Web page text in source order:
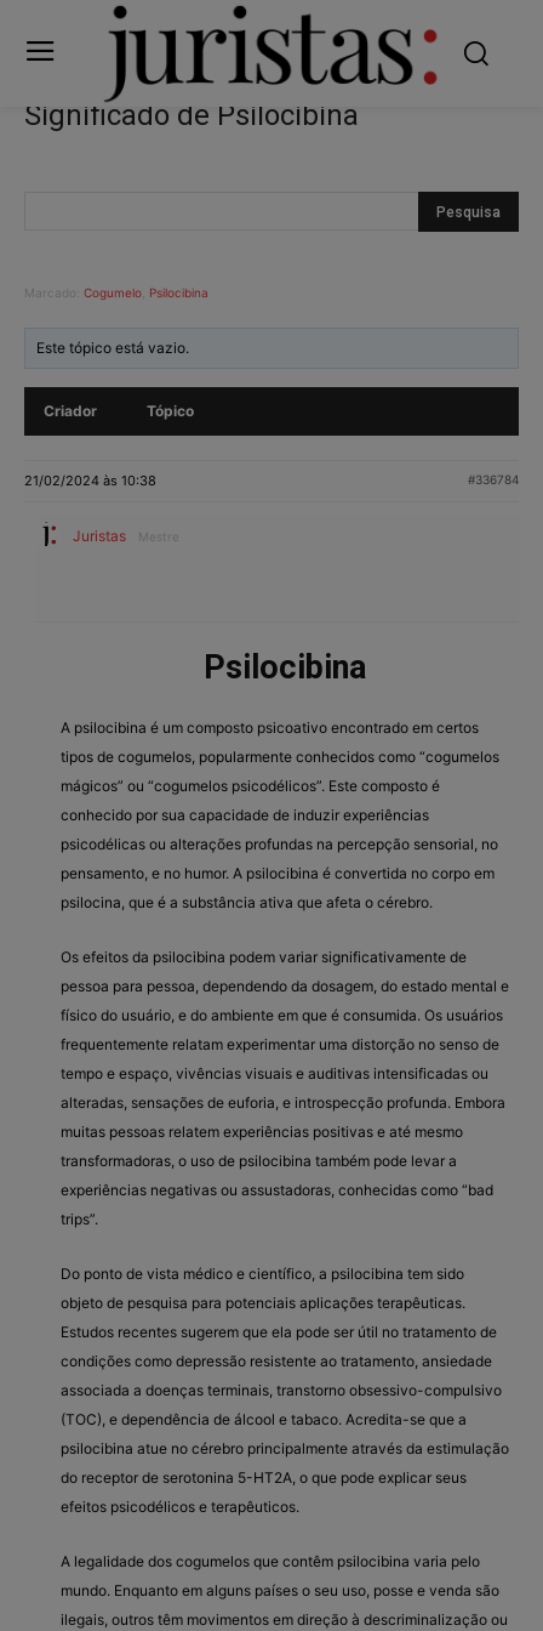
Significado de Psilocibina
Marcado: Cogumelo Psilocibina
Este tópico está vazio.
Criador Tópico
21/02/2024 às 10:38 #336784
Juristas Mestre
Psilocibina
A psilocibina é um composto psicoativo encontrado em certos
tipos de cogumelos, popularmente conhecidos como “cogumelos
mágicos” ou “cogumelos psicodélicos”. Este composto é
conhecido por sua capacidade de induzir experiências
psicodélicas ou alterações profundas na percepção sensorial, no
pensamento, e no humor. A psilocibina é convertida no corpo em
psilocina, que é a substância ativa que afeta o cérebro.
Os efeitos da psilocibina podem variar significativamente de
pessoa para pessoa, dependendo da dosagem, do estado mental e
físico do usuário, e do ambiente em que é consumida. Os usuários
frequentemente relatam experimentar uma distorção no senso de
tempo e espaço, vivências visuais e auditivas intensificadas ou
alteradas, sensações de euforia, e introspecção profunda. Embora
muitas pessoas relatem experiências positivas e até mesmo
transformadoras, o uso de psilocibina também pode levar a
experiências negativas ou assustadoras, conhecidas como “bad
trips”.
Do ponto de vista médico e científico, a psilocibina tem sido
objeto de pesquisa para potenciais aplicações terapêuticas.
Estudos recentes sugerem que ela pode ser útil no tratamento de
condições como depressão resistente ao tratamento, ansiedade
associada a doenças terminais, transtorno obsessivo-compulsivo
(TOC), e dependência de álcool e tabaco. Acredita-se que a
psilocibina atue no cérebro principalmente através da estimulação
do receptor de serotonina 5-HT2A, o que pode explicar seus
efeitos psicodélicos e terapêuticos.
A legalidade dos cogumelos que contêm psilocibina varia pelo
mundo. Enquanto em alguns países o seu uso, posse e venda são
ilegais, outros têm movimentos em direção à descriminalização ou